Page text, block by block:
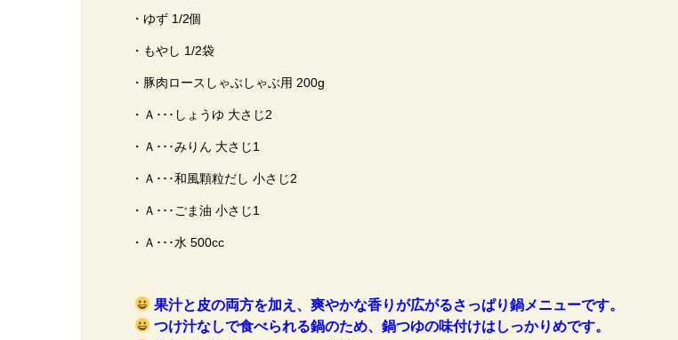
・ゆず 1/2個
・もやし 1/2袋
・豚肉ロースしゃぶしゃぶ用 200g
・Ａ･･･しょうゆ 大さじ2
・Ａ･･･みりん 大さじ1
・Ａ･･･和風顆粒だし 小さじ2
・Ａ･･･ごま油 小さじ1
・Ａ･･･水 500cc
果汁と皮の両方を加え、爽やかな香りが広がるさっぱり鍋メニューです。
つけ汁なしで食べられる鍋のため、鍋つゆの味付けはしっかりめです。